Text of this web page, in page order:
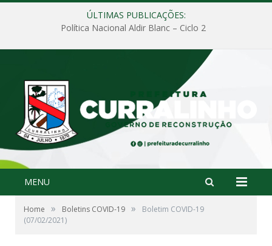
ÚLTIMAS PUBLICAÇÕES:
Política Nacional Aldir Blanc – Ciclo 2
MENU
Home » Boletins COVID-19 »
Boletim COVID-19
(07/02/2021)